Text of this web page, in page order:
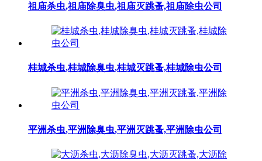
祖庙杀虫,祖庙除臭虫,祖庙灭跳蚤,祖庙除虫公司
桂城杀虫,桂城除臭虫,桂城灭跳蚤,桂城除虫公司
平洲杀虫,平洲除臭虫,平洲灭跳蚤,平洲除虫公司